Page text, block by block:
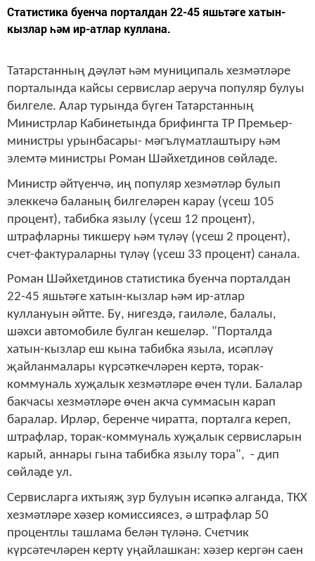
Статистика буенча порталдан 22-45 яшьтәге хатын-
кызлар һәм ир-атлар куллана.
Татарстанның дәүләт һәм муниципаль хезмәтләре
порталында кайсы сервислар аеруча популяр булуы
билгеле. Алар турында бүген Татарстанның
Министрлар Кабинетында брифингта ТР Премьер-
министры урынбасары- мәгълүматлаштыру һәм
элемтә министры Роман Шәйхетдинов сөйләде.
Министр әйтүенчә, иң популяр хезмәтләр булып
элеккечә баланың билгеләрен карау (үсеш 105
процент), табибка язылу (үсеш 12 процент),
штрафларны тикшерү һәм түләү (үсеш 2 процент),
счет-фактураларны түләү (үсеш 33 процент) санала.
Роман Шәйхетдинов статистика буенча порталдан
22-45 яшьтәге хатын-кызлар һәм ир-атлар
куллануын әйтте. Бу, нигездә, гаиләле, балалы,
шәхси автомобиле булган кешеләр. "Порталда
хатын-кызлар еш кына табибка языла, исәпләү
җайланмалары күрсәткечләрен кертә, торак-
коммуналь хуҗалык хезмәтләре өчен түли. Балалар
бакчасы хезмәтләре өчен акча суммасын карап
баралар. Ирләр, беренче чиратта, порталга кереп,
штрафлар, торак-коммуналь хуҗалык сервисларын
карый, аннары гына табибка язылу тора", - дип
сөйләде ул.
Сервисларга ихтыяҗ зур булуын исәпкә алганда, ТКХ
хезмәтләре хәзер комиссиясез, ә штрафлар 50
процентлы ташлама белән түләнә. Счетчик
күрсәтечләрен кертү уңайлашкан: хәзер кергән саен